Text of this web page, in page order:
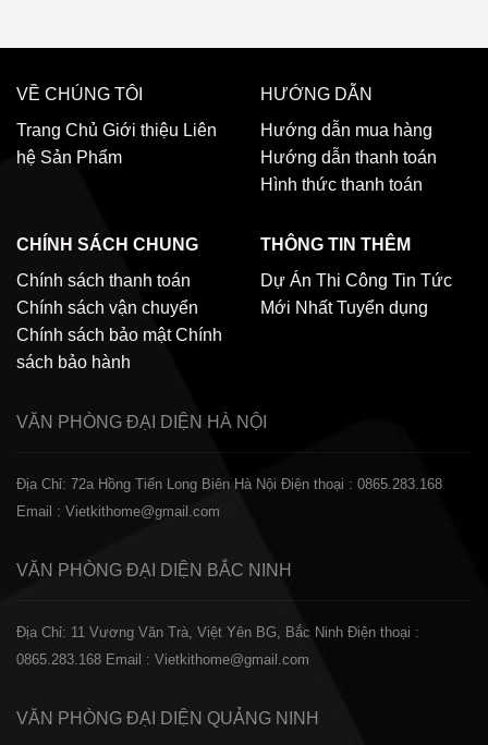
VỀ CHÚNG TÔI
Trang Chủ Giới thiệu Liên
hệ Sản Phẩm
HƯỚNG DẪN
Hướng dẫn mua hàng
Hướng dẫn thanh toán
Hình thức thanh toán
CHÍNH SÁCH CHUNG
Chính sách thanh toán
Chính sách vận chuyển
Chính sách bảo mật Chính
sách bảo hành
THÔNG TIN THÊM
Dự Án Thi Công Tin Tức
Mới Nhất Tuyển dụng
VĂN PHÒNG ĐẠI DIỆN HÀ NỘI
Địa Chỉ: 72a Hồng Tiến Long Biên Hà Nội Điện thoại : 0865.283.168
Email : Vietkithome@gmail.com
VĂN PHÒNG ĐẠI DIỆN BẮC NINH
Địa Chỉ: 11 Vương Văn Trà, Việt Yên BG, Bắc Ninh Điện thoại :
0865.283.168 Email : Vietkithome@gmail.com
VĂN PHÒNG ĐẠI DIỆN QUẢNG NINH